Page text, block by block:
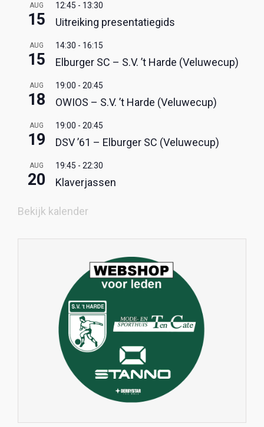
AUG
15
12:45 - 13:30
Uitreiking presentatiegids
AUG
15
14:30 - 16:15
Elburger SC – S.V. ’t Harde (Veluwecup)
AUG
18
19:00 - 20:45
OWIOS – S.V. ’t Harde (Veluwecup)
AUG
19
19:00 - 20:45
DSV ’61 – Elburger SC (Veluwecup)
AUG
20
19:45 - 22:30
Klaverjassen
Bekijk kalender